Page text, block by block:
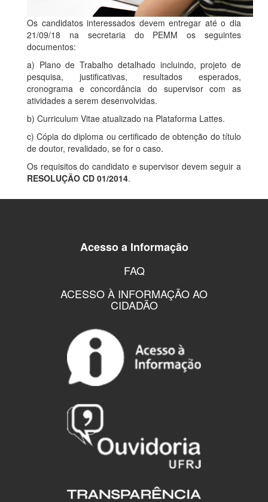
Os candidatos interessados devem entregar até o dia
21/09/18 na secretaria do PEMM os seguintes
documentos:
a) Plano de Trabalho detalhado incluindo, projeto de
pesquisa, justificativas, resultados esperados,
cronograma e concordância do supervisor com as
atividades a serem desenvolvidas.
b) Curriculum Vitae atualizado na Plataforma Lattes.
c) Cópia do diploma ou certificado de obtenção do título
de doutor, revalidado, se for o caso.
Os requisitos do candidato e supervisor devem seguir a
RESOLUÇÃO CD 01/2014.
Acesso a Informação
FAQ
ACESSO À INFORMAÇÃO AO
CIDADÃO